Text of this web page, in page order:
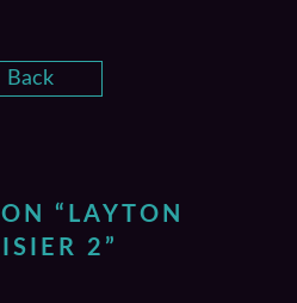
Back
“ LAYTON
2 ”